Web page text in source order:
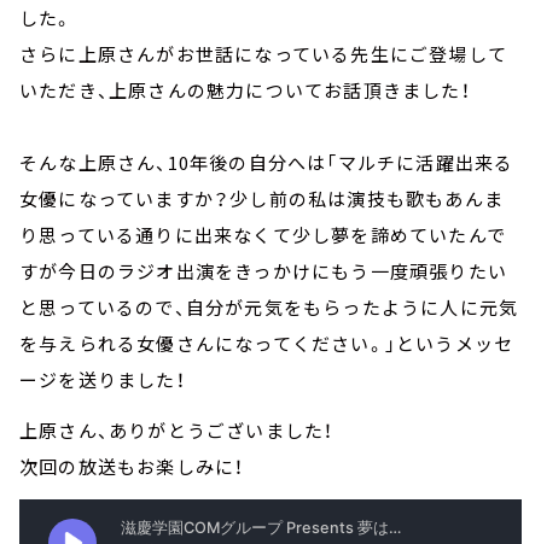
した。
さらに上原さんがお世話になっている先生にご登場して
いただき、上原さんの魅力についてお話頂きました！
そんな上原さん、10年後の自分へは「マルチに活躍出来る
女優になっていますか？少し前の私は演技も歌もあんま
り思っている通りに出来なくて少し夢を諦めていたんで
すが今日のラジオ出演をきっかけにもう一度頑張りたい
と思っているので、自分が元気をもらったように人に元気
を与えられる女優さんになってください。」というメッセ
ージを送りました！
上原さん、ありがとうございました！
次回の放送もお楽しみに！